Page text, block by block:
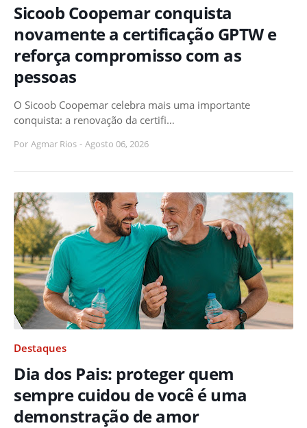
Sicoob Coopemar conquista
novamente a certificação GPTW e
reforça compromisso com as
pessoas
O Sicoob Coopemar celebra mais uma importante
conquista: a renovação da certifi…
Por Agmar Rios - Agosto 06, 2026
Destaques
Dia dos Pais: proteger quem
sempre cuidou de você é uma
demonstração de amor